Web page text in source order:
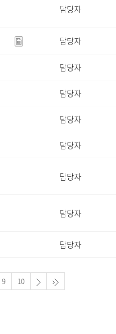
담당자
담당자
담당자
담당자
담당자
담당자
담당자
담당자
담당자
9 10